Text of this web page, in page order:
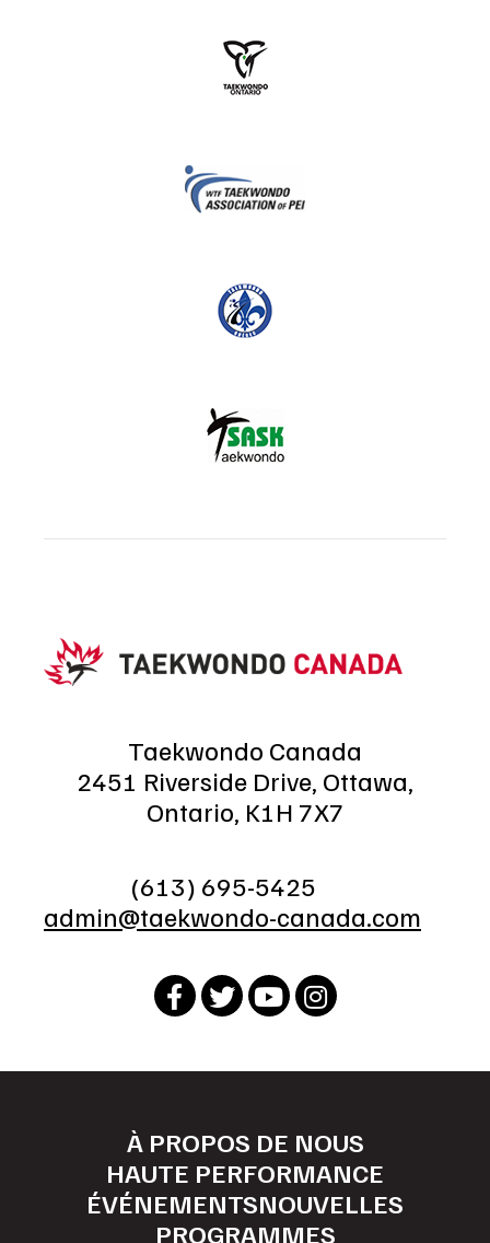
Taekwondo Canada
2451 Riverside Drive, Ottawa,
Ontario, K1H 7X7
(613) 695-5425
admin@taekwondo-canada.com
À PROPOS DE NOUS
HAUTE PERFORMANCE
ÉVÉNEMENTSNOUVELLES
PROGRAMMES